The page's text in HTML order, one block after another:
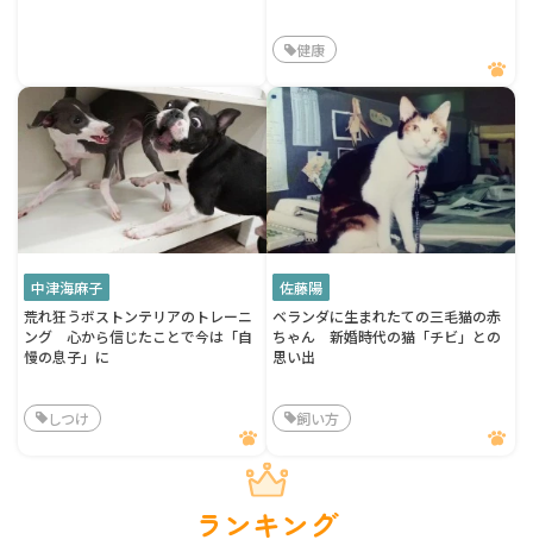
健康
中津海麻子
荒れ狂うボストンテリアのトレーニ
ング 心から信じたことで今は「自
慢の息子」に
しつけ
佐藤陽
ベランダに生まれたての三毛猫の赤
ちゃん 新婚時代の猫「チビ」との
思い出
飼い方
ランキング